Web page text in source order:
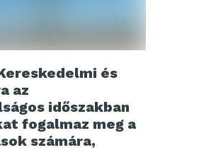
és
az
időszakban
fogalmaz meg a
számára,